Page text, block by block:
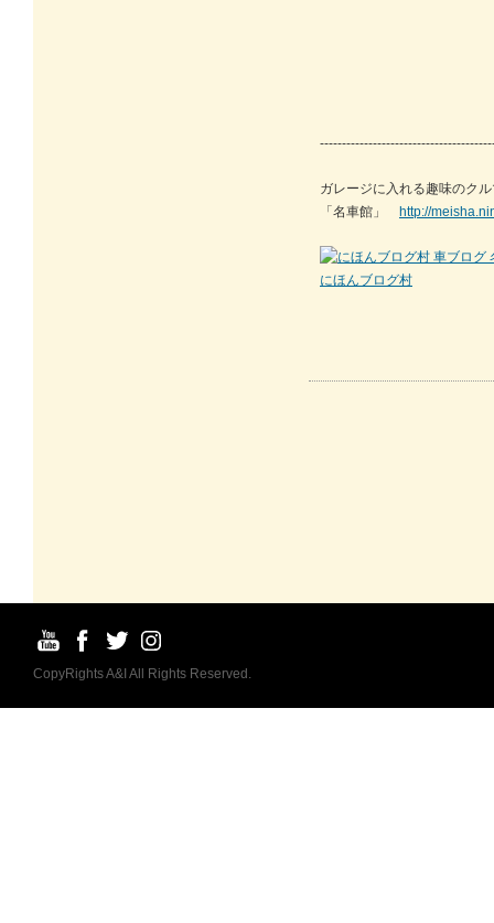
ガレージに入れる趣味のク
「名車館」 http://
にほんブログ村
CopyRights A&I All Rights Reserved.